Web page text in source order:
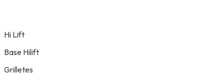
Hi Lift
Base Hilift
Grilletes